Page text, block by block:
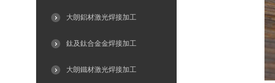
大朗鋁材激光焊接加工
鈦及鈦合金金焊接加工
大朗鐵材激光焊接加工